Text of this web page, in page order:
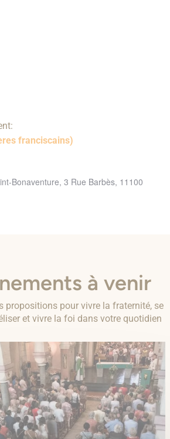
franciscains)
Bonaventure, 3 Rue Barbès, 11100
à venir
propositions pour vivre la fraternité, se
et vivre la foi dans votre quotidien